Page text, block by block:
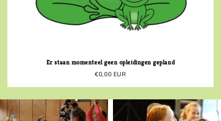
Er staan momenteel geen opleidingen gepland
€0,00 EUR